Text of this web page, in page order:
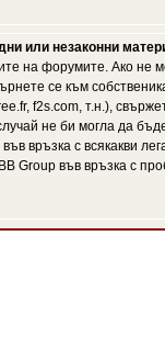
или незаконни
на форумите. Ако не
се към
f2s.com, т.н.),
не би могла да
връзка с всякакви
Group във връзка с